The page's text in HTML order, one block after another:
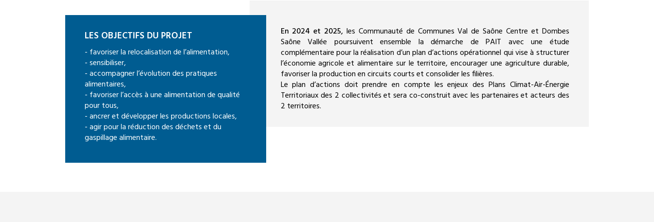
LES OBJECTIFS DU PROJET
- favoriser la relocalisation de l’alimentation,
- sensibiliser,
- accompagner l’évolution des pratiques
alimentaires,
- favoriser l’accès à une alimentation de qualité
pour tous,
- ancrer et développer les productions locales,
- agir pour la réduction des déchets et du
gaspillage alimentaire.
En 2024 et 2025, les Communauté de Communes Val de Saône Centre et Dombes
Saône Vallée poursuivent ensemble la démarche de PAIT avec une étude
complémentaire pour la réalisation d’un plan d’actions opérationnel qui vise à structurer
l’économie agricole et alimentaire sur le territoire, encourager une agriculture durable,
favoriser la production en circuits courts et consolider les filières.
Le plan d’actions doit prendre en compte les enjeux des Plans Climat-Air-Énergie
Territoriaux des 2 collectivités et sera co-construit avec les partenaires et acteurs des
2 territoires.